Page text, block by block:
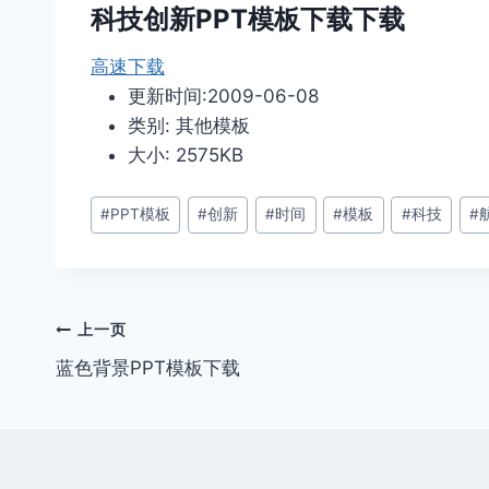
科技创新PPT模板下载下载
高速下载
更新时间:2009-06-08
类别: 其他模板
大小: 2575KB
文
章
#PPT模板 #创新 #时间 #模板 #科技 #
文
章
上一页
蓝色背景PPT模板下载